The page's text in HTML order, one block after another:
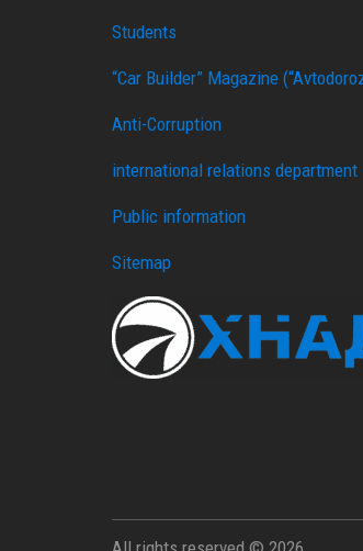
Students
“Car Builder” Magazine
Anti-Corruption
international relations department
Public information
Sitemap